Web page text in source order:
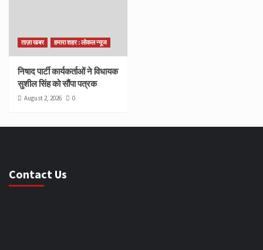
ताज़ा खबर हमारा शहर : लोकल न्यूज
निषाद पार्टी कार्यकर्ताओं ने विधायक
सुशील सिंह को सौंपा पत्रक
August 2, 2026 0
Contact Us